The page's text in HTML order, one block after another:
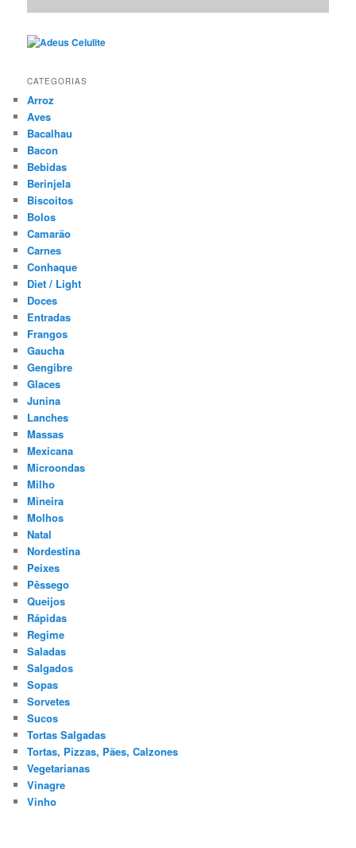
CATEGORIAS
Arroz
Aves
Bacalhau
Bacon
Bebidas
Berinjela
Biscoitos
Bolos
Camarão
Carnes
Conhaque
Diet / Light
Doces
Entradas
Frangos
Gaucha
Gengibre
Glaces
Junina
Lanches
Massas
Mexicana
Microondas
Milho
Mineira
Molhos
Natal
Nordestina
Peixes
Pêssego
Queijos
Rápidas
Regime
Saladas
Salgados
Sopas
Sorvetes
Sucos
Tortas Salgadas
Tortas, Pizzas, Pães, Calzones
Vegetarianas
Vinagre
Vinho